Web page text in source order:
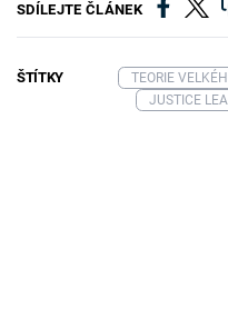
SDÍLEJTE ČLÁNEK
ŠTÍTKY TEORIE
JUSTICE